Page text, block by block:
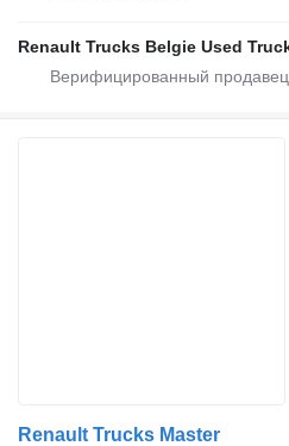
Renault Trucks Belgie Used
Renault Trucks Master